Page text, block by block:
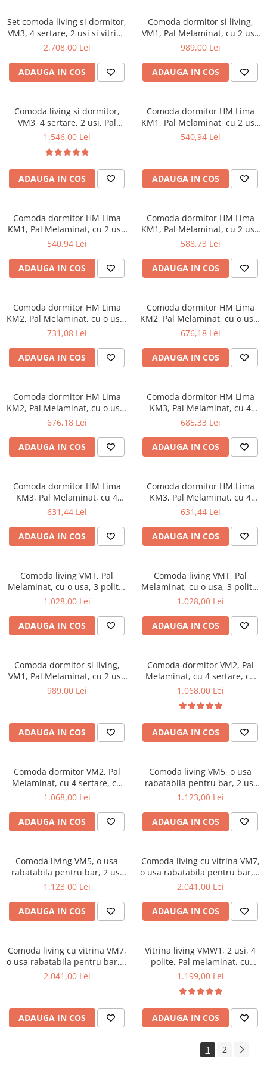
Saltele cu arcuri impachetate
individual
Saltele Memory Pocket
Saltele Memory Foam
Saltele Memory Pocket
Saltele cu spuma
Saltele cu spuma
Saltele cu spuma poliuretanica
Saltele Memory
Saltele 160x200
Saltele 180x200
Top saltele
Top saltele 5 cm
Top saltele MemoHR 6.5 cm
Saltele ieftine
Saltele cu plasa de arcuri
Saltele cu spuma
Paturi
Seturi de pat si saltea
Masute de toaleta
Mobilier living
Mobila living
Comode living
Set mese plus scaune
Scaune ergonomice
Dulap birou
Birouri
Scaune pentru birou
Scaune pentru vizitatori
Scaune manager
Mese bucatarie
Scaune pentru bucatarie
Seturi mese si scaune bucatarie
Mobila hol
Suporturi si rafturi pantofi
Portmantouri
Pantofare
Seturi mobilier hol
Suport pentru umerase
Etajere
Mobilier gradinita
Mese gradinita
Set mese si scaune gradinita
Mobilier copii
Mobila camera copii
Scaune birou pentru copii
Paturi copii
Masa si scaune gradinita
Seturi comode living si dormitor
Scaune birou
Scaune profesionale
Scaune birou copii
Scaune gradinita
Scaune conferinta
Scaune terasa si outdoor
Set comoda living si dormitor,
VM3, 4 sertare, 2 usi si vitrina
suprapozabila VMN4, 2 usi, 2
insertii MDF, Nuc
2.708,00 Lei
ADAUGA IN COS
Comoda dormitor si living,
VM1, Pal Melaminat, cu 2 usi,
un sertar, cu elemente din
989,00 Lei
ADAUGA IN COS
Comoda living si dormitor,
VM3, 4 sertare, 2 usi, Pal
melaminat, cu insertii MDF,
1.546,00 Lei
ADAUGA IN COS
Comoda dormitor HM Lima
KM1, Pal Melaminat, cu 2 usi,
un sertar, cant ABS, stejar
540,94 Lei
ADAUGA IN COS
Comoda dormitor HM Lima
KM1, Pal Melaminat, cu 2 usi,
un sertar, cant ABS, stejar
540,94 Lei
ADAUGA IN COS
Comoda dormitor HM Lima
KM1, Pal Melaminat, cu 2 usi,
un sertar, cant ABS, alb
588,73 Lei
ADAUGA IN COS
Comoda dormitor HM Lima
KM2, Pal Melaminat, cu o usa,
4 sertare, cant ABS, alb
731,08 Lei
ADAUGA IN COS
Comoda dormitor HM Lima
KM2, Pal Melaminat, cu o usa,
4 sertare, cant ABS, stejar
676,18 Lei
ADAUGA IN COS
Comoda dormitor HM Lima
KM2, Pal Melaminat, cu o usa,
4 sertare, cant ABS, stejar
676,18 Lei
ADAUGA IN COS
Comoda dormitor HM Lima
KM3, Pal Melaminat, cu 4
sertare, cant ABS, alb
685,33 Lei
ADAUGA IN COS
Comoda dormitor HM Lima
KM3, Pal Melaminat, cu 4
sertare, cant ABS, stejar
631,44 Lei
ADAUGA IN COS
Comoda dormitor HM Lima
KM3, Pal Melaminat, cu 4
sertare, cant ABS, stejar
631,44 Lei
ADAUGA IN COS
Comoda living VMT, Pal
Melaminat, cu o usa, 3 polite,
cu elemente din MDF, Nuc
1.028,00 Lei
ADAUGA IN COS
Comoda living VMT, Pal
Melaminat, cu o usa, 3 polite,
cu elemente din MDF, Alb
1.028,00 Lei
ADAUGA IN COS
Comoda dormitor si living,
VM1, Pal Melaminat, cu 2 usi,
un sertar, cu elemente din
989,00 Lei
ADAUGA IN COS
Comoda dormitor VM2, Pal
Melaminat, cu 4 sertare, cu
elemente din MDF, Nuc
1.068,00 Lei
ADAUGA IN COS
Comoda dormitor VM2, Pal
Melaminat, cu 4 sertare, cu
elemente din MDF, Alb
1.068,00 Lei
ADAUGA IN COS
Comoda living VM5, o usa
rabatabila pentru bar, 2 usi
fixe, Pal Melaminat, cu
1.123,00 Lei
ADAUGA IN COS
Comoda living VM5, o usa
rabatabila pentru bar, 2 usi
fixe, Pal Melaminat, cu
Antichizat
1.123,00 Lei
ADAUGA IN COS
Comoda living cu vitrina VM7,
o usa rabatabila pentru bar, 2
usi fixe, 3 sertare, Pal
Nuc
2.041,00 Lei
ADAUGA IN COS
Comoda living cu vitrina VM7,
o usa rabatabila pentru bar, 2
usi fixe, 3 sertare, Pal
2.041,00 Lei
ADAUGA IN COS
Vitrina living VMW1, 2 usi, 4
polite, Pal melaminat, cu
insertii MDF, Alb Antichizat
1.199,00 Lei
ADAUGA IN COS
1 2